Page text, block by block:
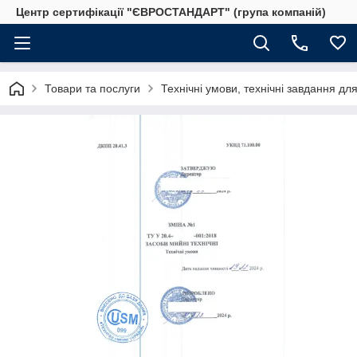
Центр сертифікації "ЄВРОСТАНДАРТ" (група компаній)
Товари та послуги Технічні умови, технічні завдання